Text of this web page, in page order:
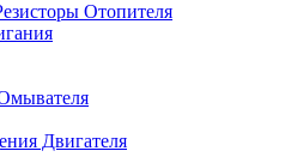
Отопителя
Двигателя